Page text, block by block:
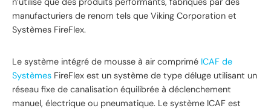
manufacturiers de renom tels que Viking Corporation et
Systèmes FireFlex.
Le système intégré de mousse à air comprimé ICAF de
Systèmes FireFlex est un système de type déluge utilisant un
réseau fixe de canalisation équilibrée à déclenchement
manuel, électrique ou pneumatique. Le système ICAF est